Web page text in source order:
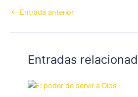
← Entrada anterior
Entradas